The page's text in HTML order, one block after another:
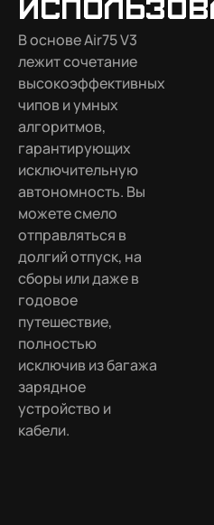
В основе Air75 V3
лежит сочетание
высокоэффективных
чипов и умных
алгоритмов,
гарантирующих
исключительную
автономность. Вы
можете смело
отправляться в
долгий отпуск, на
сборы или даже в
годовое
путешествие,
полностью
исключив из багажа
зарядное
устройство и
кабели.